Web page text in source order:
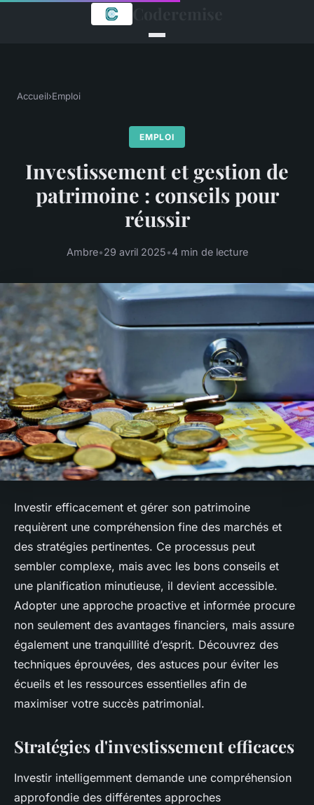
Accueil›Emploi
EMPLOI
Investissement et gestion de
patrimoine : conseils pour
réussir
Ambre•29 avril 2025•4 min de lecture
Investir efficacement et gérer son patrimoine
requièrent une compréhension fine des marchés et
des stratégies pertinentes. Ce processus peut
sembler complexe, mais avec les bons conseils et
une planification minutieuse, il devient accessible.
Adopter une approche proactive et informée procure
non seulement des avantages financiers, mais assure
également une tranquillité d’esprit. Découvrez des
techniques éprouvées, des astuces pour éviter les
écueils et les ressources essentielles afin de
maximiser votre succès patrimonial.
Stratégies d'investissement efficaces
Investir intelligemment demande une compréhension
approfondie des différentes approches